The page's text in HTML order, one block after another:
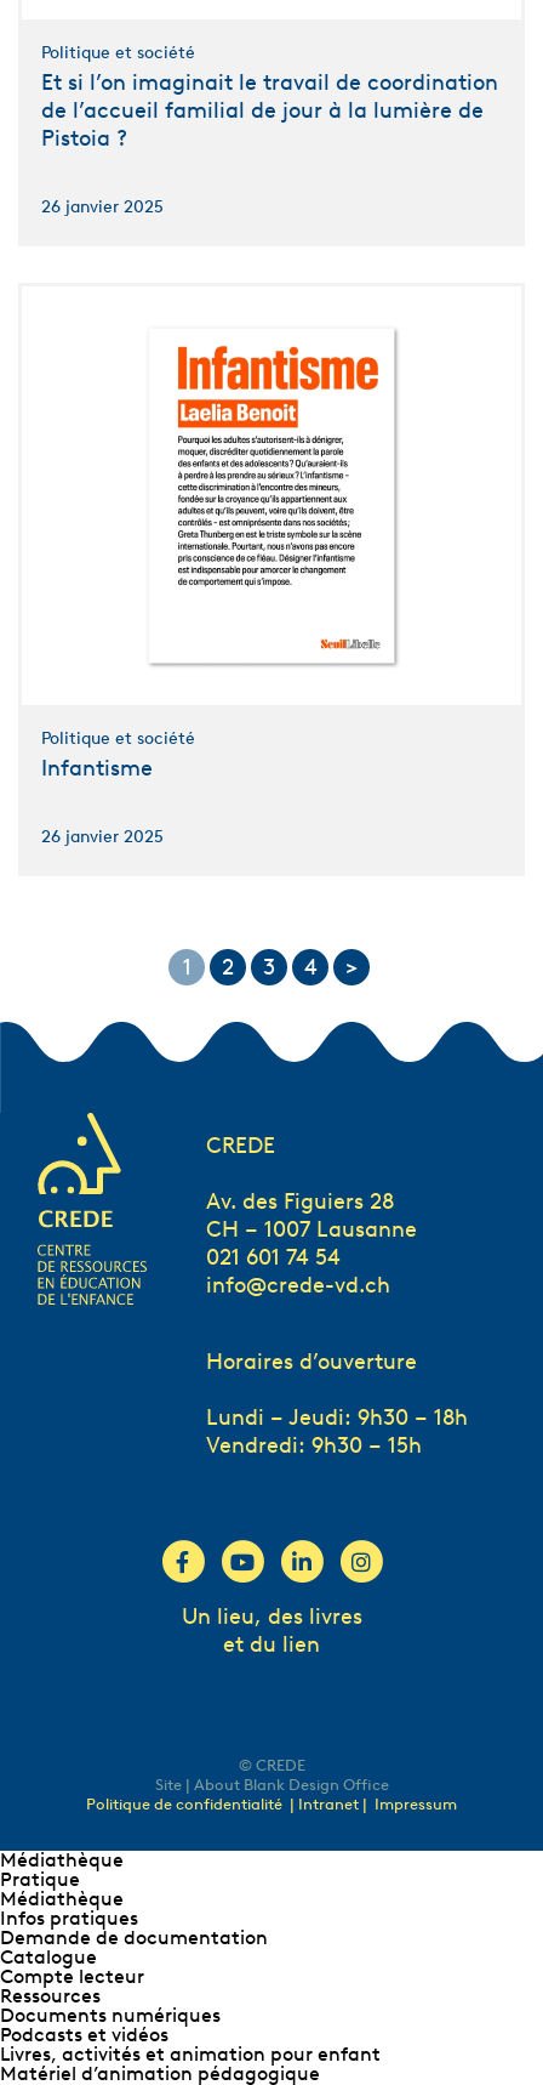
Politique et société
Et si l’on imaginait le travail de coordination
de l’accueil familial de jour à la lumière de
Pistoia ?
26 janvier 2025
Politique et société
Infantisme
26 janvier 2025
1 2 3 4 >
CREDE
Av. des Figuiers 28
CH – 1007 Lausanne
021 601 74 54
info@crede-vd.ch
Horaires d’ouverture
Lundi – Jeudi: 9h30 – 18h
Vendredi: 9h30 – 15h
Un lieu, des livres
et du lien
© CREDE
Site | About Blank Design Office
Politique de confidentialité | Intranet | Impressum
Médiathèque
Pratique
Médiathèque
Infos pratiques
Demande de documentation
Catalogue
Compte lecteur
Ressources
Documents numériques
Podcasts et vidéos
Livres, activités et animation pour enfant
Matériel d’animation pédagogique